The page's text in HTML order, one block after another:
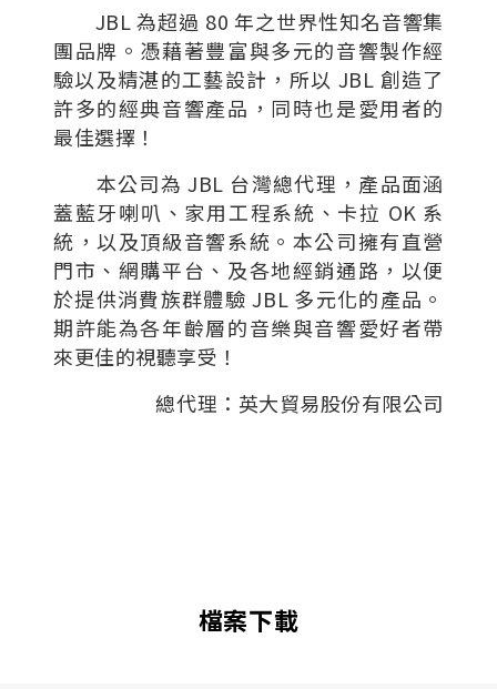
JBL 為超過 80 年之世界性知名音響集
團品牌。憑藉著豐富與多元的音響製作經
驗以及精湛的工藝設計，所以 JBL 創造了
許多的經典音響產品，同時也是愛用者的
最佳選擇！
本公司為 JBL 台灣總代理，產品面涵
蓋藍牙喇叭、家用工程系統、卡拉 OK 系
統，以及頂級音響系統。本公司擁有直營
門市、網購平台、及各地經銷通路，以便
於提供消費族群體驗 JBL 多元化的產品。
期許能為各年齡層的音樂與音響愛好者帶
來更佳的視聽享受！
總代理：英大貿易股份有限公司
檔案下載